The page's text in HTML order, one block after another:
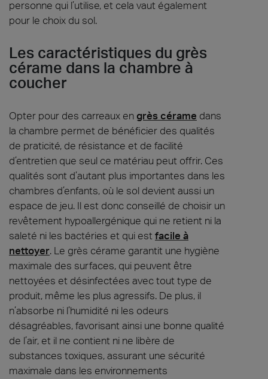
personne qui l’utilise, et cela vaut également
pour le choix du sol.
Les caractéristiques du grès
cérame dans la chambre à
coucher
Opter pour des carreaux en grès cérame dans
la chambre permet de bénéficier des qualités
de praticité, de résistance et de facilité
d’entretien que seul ce matériau peut offrir. Ces
qualités sont d’autant plus importantes dans les
chambres d’enfants, où le sol devient aussi un
espace de jeu. Il est donc conseillé de choisir un
revêtement hypoallergénique qui ne retient ni la
saleté ni les bactéries et qui est facile à
nettoyer. Le grès cérame garantit une hygiène
maximale des surfaces, qui peuvent être
nettoyées et désinfectées avec tout type de
produit, même les plus agressifs. De plus, il
n’absorbe ni l’humidité ni les odeurs
désagréables, favorisant ainsi une bonne qualité
de l’air, et il ne contient ni ne libère de
substances toxiques, assurant une sécurité
maximale dans les environnements